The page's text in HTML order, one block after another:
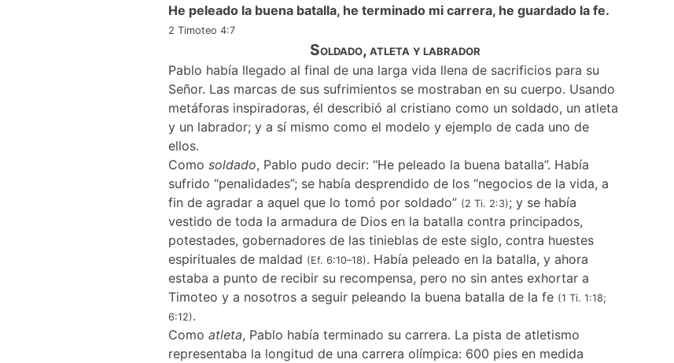
He peleado la buena batalla, he terminado mi carrera, he guardado la fe.
2 Timoteo 4:7
Soldado, atleta y labrador
Pablo había llegado al final de una larga vida llena de sacrificios para su
Señor. Las marcas de sus sufrimientos se mostraban en su cuerpo. Usando
metáforas inspiradoras, él describió al cristiano como un soldado, un atleta
y un labrador; y a sí mismo como el modelo y ejemplo de cada uno de
ellos.
Como soldado, Pablo pudo decir: “He peleado la buena batalla”. Había
sufrido “penalidades”; se había desprendido de los “negocios de la vida, a
fin de agradar a aquel que lo tomó por soldado” (2 Ti. 2:3); y se había
vestido de toda la armadura de Dios en la batalla contra principados,
potestades, gobernadores de las tinieblas de este siglo, contra huestes
espirituales de maldad (Ef. 6:10–18). Había peleado en la batalla, y ahora
estaba a punto de recibir su recompensa, pero no sin antes exhortar a
Timoteo y a nosotros a seguir peleando la buena batalla de la fe (1 Ti. 1:18;
6:12).
Como atleta, Pablo había terminado su carrera. La pista de atletismo
representaba la longitud de una carrera olímpica: 600 pies en medida